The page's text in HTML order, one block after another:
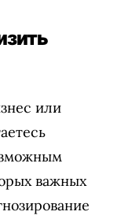
или
важных